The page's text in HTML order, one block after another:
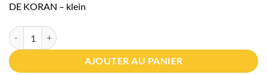
DE KORAN – klein
quantité de DE KORAN
AJOUTER AU PANIER